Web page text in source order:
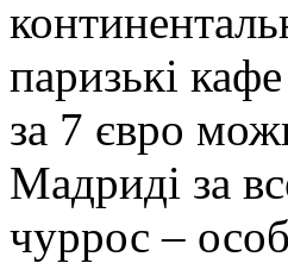
паризькі
за 7 євро
Мадриді за
чуррос –